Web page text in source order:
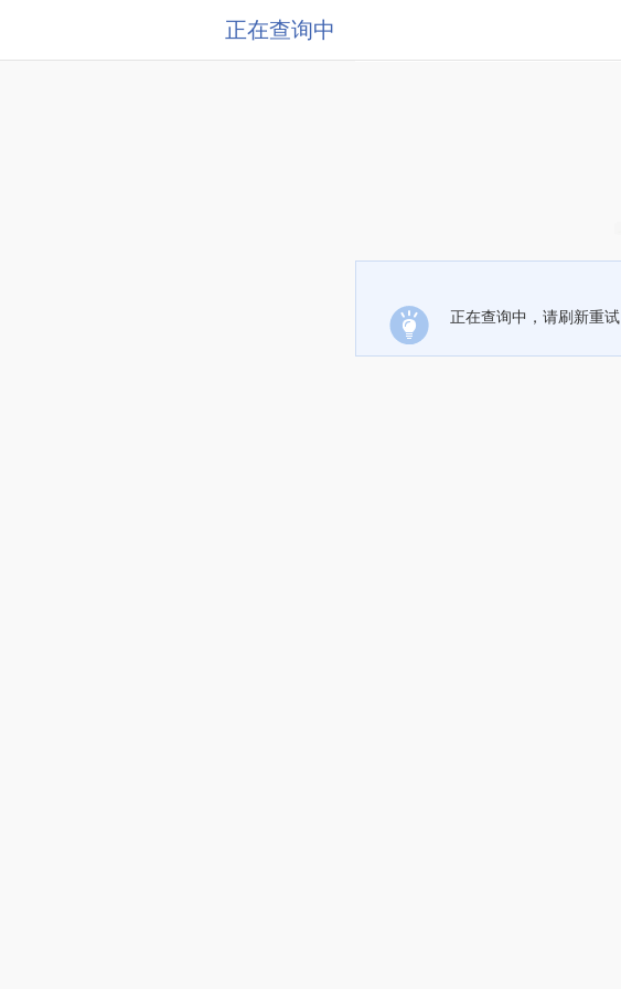
正在查询中
正在查询中，请刷新重试